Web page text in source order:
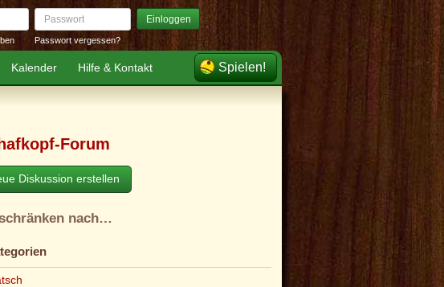
Passwort Einloggen
Passwort vergessen?
Kalender Hilfe & Kontakt Spielen!
Forum
Diskussion erstellen
nach…